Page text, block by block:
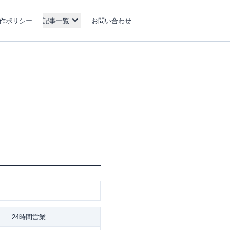
ポリシー 記事一覧 お問い合わせ
24時間営業